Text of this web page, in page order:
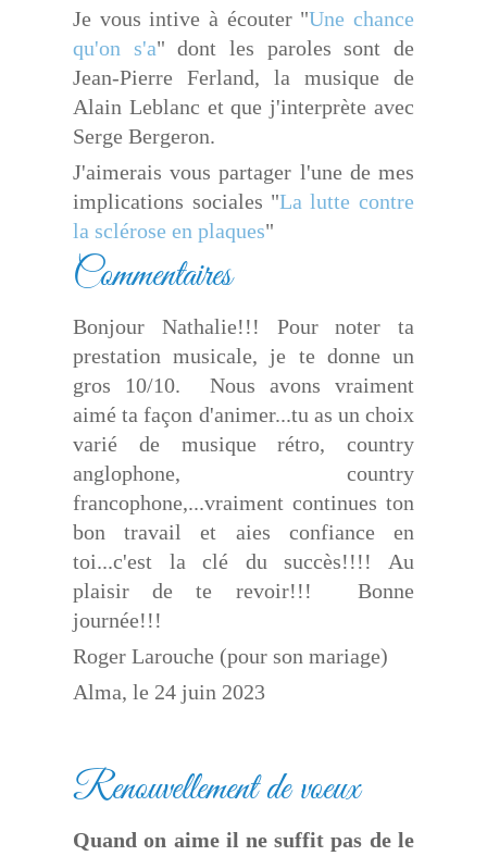
Je vous intive à écouter "Une chance
qu'on s'a" dont les paroles sont de
Jean-Pierre Ferland, la musique de
Alain Leblanc et que j'interprète avec
Serge Bergeron.
J'aimerais vous partager l'une de mes
implications sociales "La lutte contre
la sclérose en plaques"
Commentaires
Bonjour Nathalie!!! Pour noter ta
prestation musicale, je te donne un
gros 10/10.
Nous avons vraiment
aimé ta façon d'animer...tu as un choix
varié de musique rétro, country
anglophone, country
francophone,...vraiment continues ton
bon travail et aies confiance en
toi...c'est la clé du succès!!!! Au
plaisir de te revoir!!!
Bonne
journée!!!
Roger Larouche (pour son mariage)
Alma, le 24 juin 2023
Renouvellement de voeux
Quand on aime il ne suffit pas de le